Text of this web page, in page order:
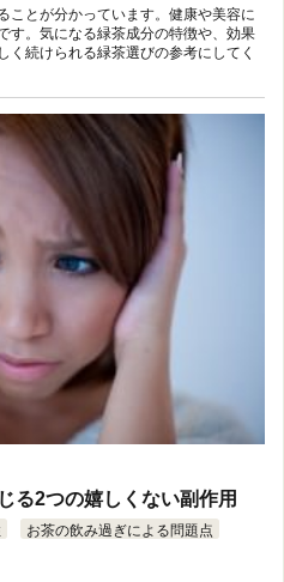
ことが分かっています。健康や美容に
す。気になる緑茶成分の特徴や、効果
く続けられる緑茶選びの参考にしてく
る2つの嬉しくない副作用
お茶の飲み過ぎによる問題点